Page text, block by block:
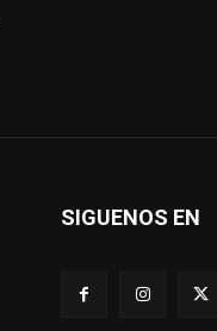
SIGUENOS EN